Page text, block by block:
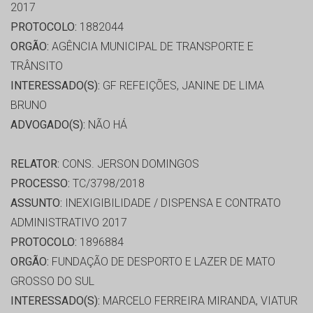
2017
PROTOCOLO: 1882044
ORGÃO: AGÊNCIA MUNICIPAL DE TRANSPORTE E
TRÂNSITO
INTERESSADO(S): GF REFEIÇÕES, JANINE DE LIMA
BRUNO
ADVOGADO(S): NÃO HÁ
RELATOR: CONS. JERSON DOMINGOS
PROCESSO: TC/3798/2018
ASSUNTO: INEXIGIBILIDADE / DISPENSA E CONTRATO
ADMINISTRATIVO 2017
PROTOCOLO: 1896884
ORGÃO: FUNDAÇÃO DE DESPORTO E LAZER DE MATO
GROSSO DO SUL
INTERESSADO(S): MARCELO FERREIRA MIRANDA, VIATUR